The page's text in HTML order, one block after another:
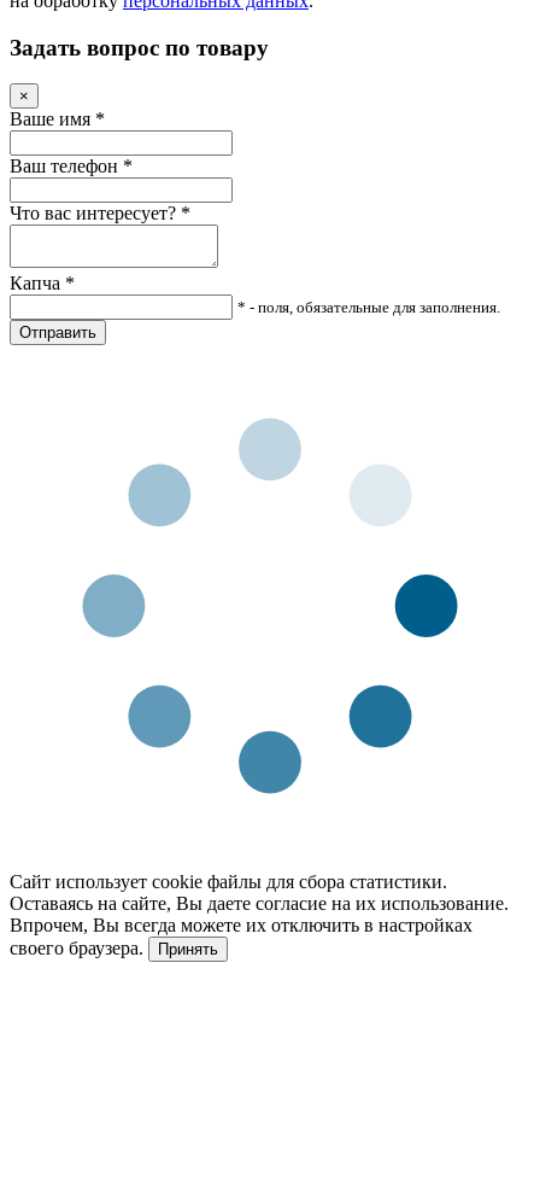
Задать вопрос по товару
×
Ваше имя *
Ваш телефон *
Что вас интересует? *
Капча *
* - поля, обязательные для заполнения.
Отправить
Сайт использует cookie файлы для сбора статистики.
Оставаясь на сайте, Вы даете согласие на их использование.
Впрочем, Вы всегда можете их отключить в настройках
своего браузера.
Принять